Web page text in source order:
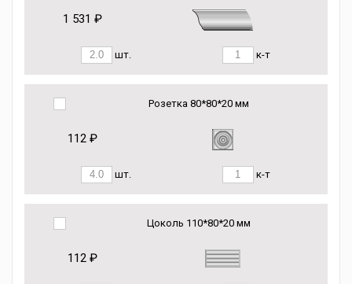
1 531 ₽
шт. к-т
Розетка 80*80*20 мм
112 ₽
шт. к-т
Цоколь 110*80*20 мм
112 ₽